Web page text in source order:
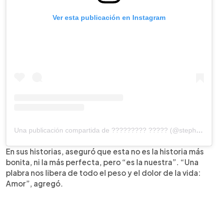
Ver esta publicación en Instagram
Una publicación compartida de ????????? ????? (@stephaniesalasoficial)
En sus historias, aseguró que esta no es la historia más
bonita, ni la más perfecta, pero “es la nuestra”. “Una
plabra nos libera de todo el peso y el dolor de la vida:
Amor”, agregó.